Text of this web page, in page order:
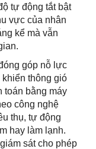
tự động tắt bật
vực của nhân
kể mà vẫn
góp nỗ lực
khiển thông gió
toán bằng máy
công nghệ
thụ, tự động
hay làm lạnh.
sát cho phép